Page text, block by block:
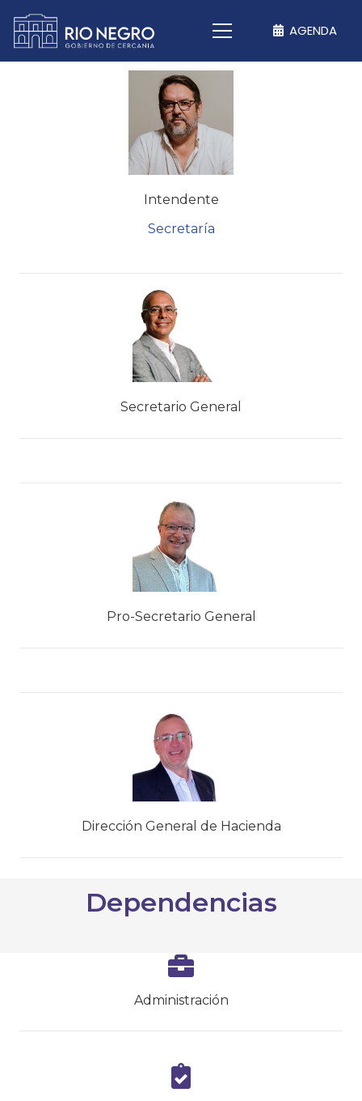
AGENDA
Intendente
Secretaría
Secretario General
Pro-Secretario General
Dirección General de Hacienda
Dependencias
Administración